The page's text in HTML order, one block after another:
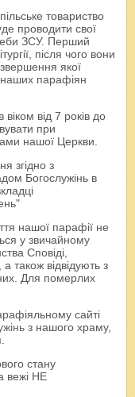
товариство
проводити свої
ЗСУ. Перший
після чого вони
звершення якої
парафіян
від 7 років до
при
нашої Церкви.
згідно з
Богослужінь в
нашої парафії не
у звичайному
Сповіді,
також відвідують з
Для померлих
сайті
з нашого храму,
стану
вежі НЕ